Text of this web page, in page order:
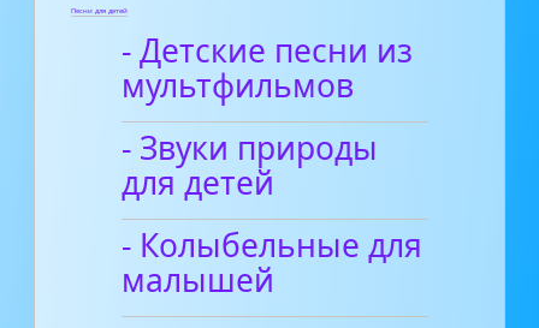
Песни для детей
- Детские песни из
мультфильмов
- Звуки природы
для детей
- Колыбельные для
малышей